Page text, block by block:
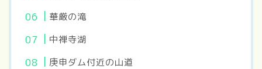
華厳の滝
中禅寺湖
庚申ダム付近の山道